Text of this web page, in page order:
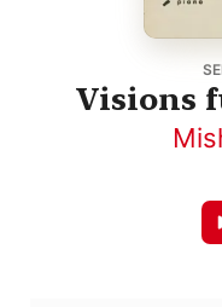
Visions